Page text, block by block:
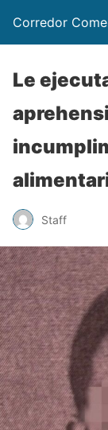
Corredor
Le
Staff